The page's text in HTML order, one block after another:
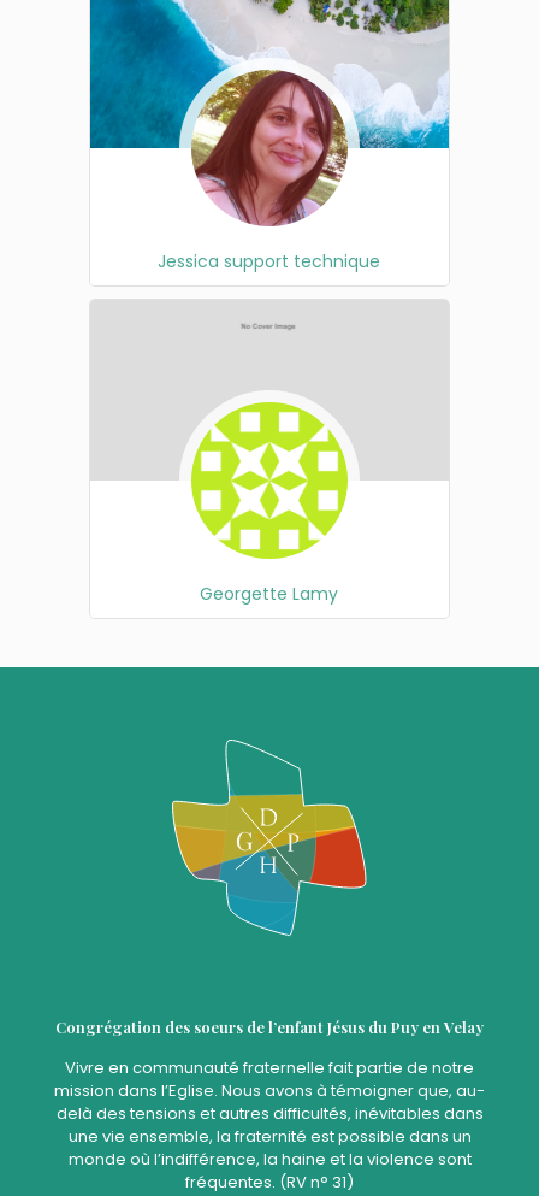
Jessica support technique
Georgette Lamy
Congrégation des soeurs de l’enfant Jésus du Puy en Velay
Vivre en communauté fraternelle fait partie de notre
mission dans l’Eglise. Nous avons à témoigner que, au-
delà des tensions et autres difficultés, inévitables dans
une vie ensemble, la fraternité est possible dans un
monde où l’indifférence, la haine et la violence sont
fréquentes. (RV n° 31)